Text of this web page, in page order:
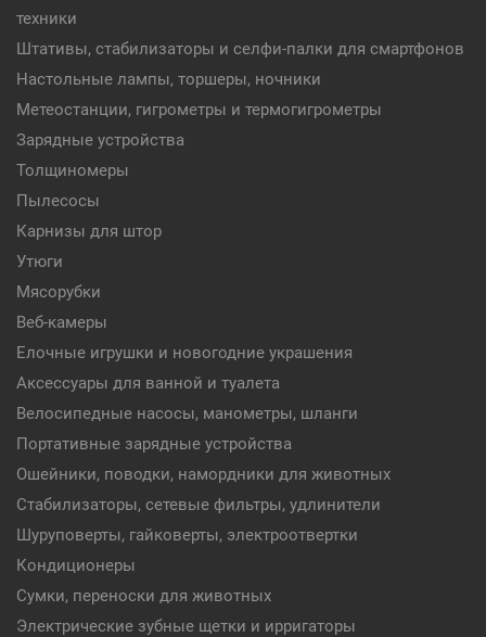
техники
Штативы, стабилизаторы и селфи-палки для смартфонов
Настольные лампы, торшеры, ночники
Метеостанции, гигрометры и термогигрометры
Зарядные устройства
Толщиномеры
Пылесосы
Карнизы для штор
Утюги
Мясорубки
Веб-камеры
Елочные игрушки и новогодние украшения
Аксессуары для ванной и туалета
Велосипедные насосы, манометры, шланги
Портативные зарядные устройства
Ошейники, поводки, намордники для животных
Стабилизаторы, сетевые фильтры, удлинители
Шуруповерты, гайковерты, электроотвертки
Кондиционеры
Сумки, переноски для животных
Электрические зубные щетки и ирригаторы